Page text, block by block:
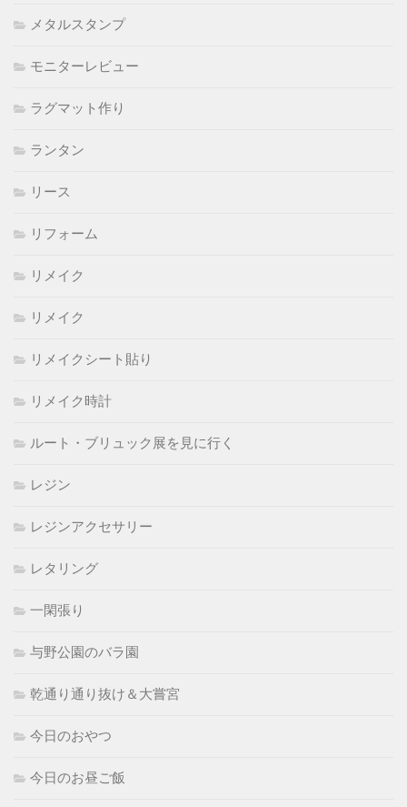
メタルスタンプ
モニターレビュー
ラグマット作り
ランタン
リース
リフォーム
リメイク
リメイク
リメイクシート貼り
リメイク時計
ルート・ブリュック展を見に行く
レジン
レジンアクセサリー
レタリング
一閑張り
与野公園のバラ園
乾通り通り抜け＆大嘗宮
今日のおやつ
今日のお昼ご飯